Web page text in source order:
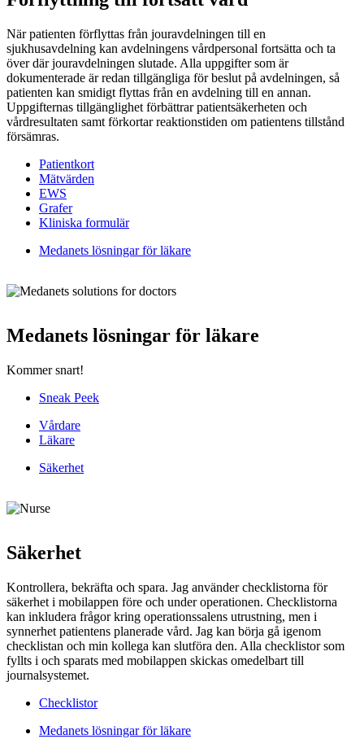
När patienten förflyttas från jouravdelningen till en
sjukhusavdelning kan avdelningens vårdpersonal fortsätta och ta
över där jouravdelningen slutade. Alla uppgifter som är
dokumenterade är redan tillgängliga för beslut på avdelningen, så
patienten kan smidigt flyttas från en avdelning till en annan.
Uppgifternas tillgänglighet förbättrar patientsäkerheten och
vårdresultaten samt förkortar reaktionstiden om patientens tillstånd
försämras.
Patientkort
Mätvärden
EWS
Grafer
Kliniska formulär
Medanets lösningar för läkare
Medanets lösningar för läkare
Kommer snart!
Sneak Peek
Vårdare
Läkare
Säkerhet
Säkerhet
Kontrollera, bekräfta och spara. Jag använder checklistorna för
säkerhet i mobilappen före och under operationen. Checklistorna
kan inkludera frågor kring operationssalens utrustning, men i
synnerhet patientens planerade vård. Jag kan börja gå igenom
checklistan och min kollega kan slutföra den. Alla checklistor som
fyllts i och sparats med mobilappen skickas omedelbart till
journalsystemet.
Checklistor
Medanets lösningar för läkare